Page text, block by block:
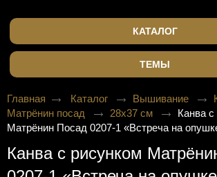
КАТАЛОГ
ТЕМЫ
Главная Каталог Вышивание
Матрёнин посад
28х37 см
Канва
Матрёнин Посад 0207-1 «Встреча на
Канва с рисунком